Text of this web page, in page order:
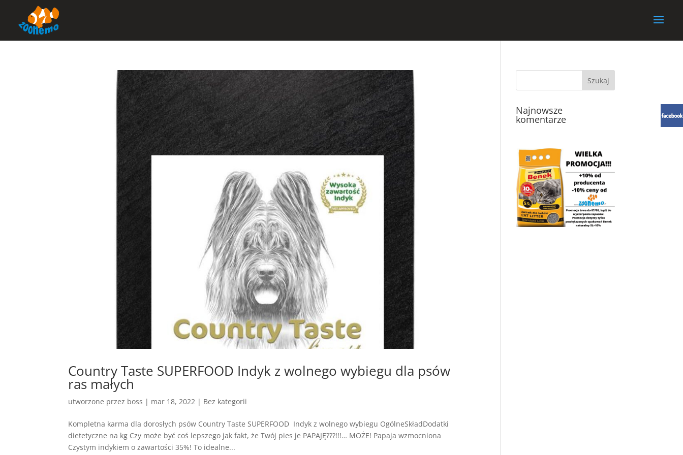
Country Taste SUPERFOOD Indyk z wolnego wybiegu dla psów
ras małych
utworzone przez boss | mar 18, 2022 | Bez kategorii
Kompletna karma dla dorosłych psów Country Taste SUPERFOOD Indyk z wolnego wybiegu OgólneSkładDodatki
dietetyczne na kg Czy może być coś lepszego jak fakt, że Twój pies je PAPAJĘ???!!!… MOŻE! Papaja wzmocniona
Czystym indykiem o zawartości 35%! To idealne...
Najnowsze
komentarze